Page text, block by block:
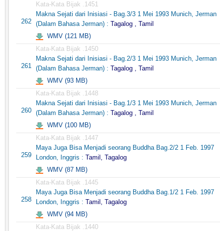
262
Kata-Kata Bijak .1451
Makna Sejati dari Inisiasi - Bag.3/3 1 Mei 1993 Munich, Jerman
(Dalam Bahasa Jerman) : Tagalog , Tamil
WMV (121 MB)
261
Kata-Kata Bijak .1450
Makna Sejati dari Inisiasi - Bag.2/3 1 Mei 1993 Munich, Jerman
(Dalam Bahasa Jerman) : Tagalog , Tamil
WMV (93 MB)
260
Kata-Kata Bijak .1448
Makna Sejati dari Inisiasi - Bag.1/3 1 Mei 1993 Munich, Jerman
(Dalam Bahasa Jerman) : Tagalog , Tamil
WMV (100 MB)
259
Kata-Kata Bijak .1447
Maya Juga Bisa Menjadi seorang Buddha Bag.2/2 1 Feb. 1997
London, Inggris : Tamil, Tagalog
WMV (87 MB)
258
Kata-Kata Bijak .1445
Maya Juga Bisa Menjadi seorang Buddha Bag.1/2 1 Feb. 1997
London, Inggris : Tamil, Tagalog
WMV (94 MB)
Kata-Kata Bijak .1440